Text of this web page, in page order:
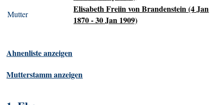
Mutter
Elisabeth Freiin von Brandenstein (4 Jan
1870 - 30 Jan 1909)
Ahnenliste anzeigen
Mutterstamm anzeigen